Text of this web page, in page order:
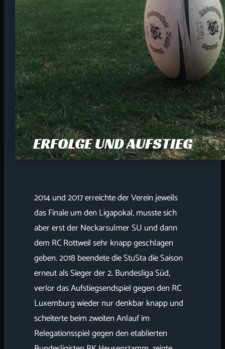
ERFOLGE UND AUFSTIEG
2014 und 2017 erreichte der Verein jeweils
das Finale um den Ligapokal, musste sich
aber erst der Neckarsulmer SU und dann
dem RC Rottweil sehr knapp geschlagen
geben. 2018 beendete die StuSta die Saison
erneut als Sieger der 2. Bundesliga Süd,
verlor das Aufstiegsendspiel gegen den RC
Luxemburg wieder nur denkbar knapp und
scheiterte beim zweiten Anlauf im
Relegationsspiel gegen den etablierten